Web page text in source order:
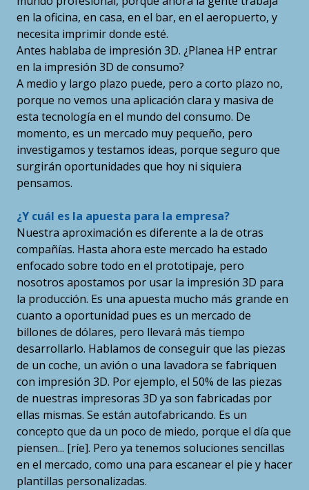
en la oficina, en casa, en el bar, en el aeropuerto, y
necesita imprimir donde esté.
Antes hablaba de impresión 3D. ¿Planea HP entrar
en la impresión 3D de consumo?
A medio y largo plazo puede, pero a corto plazo no,
porque no vemos una aplicación clara y masiva de
esta tecnología en el mundo del consumo. De
momento, es un mercado muy pequeño, pero
investigamos y testamos ideas, porque seguro que
surgirán oportunidades que hoy ni siquiera
pensamos.
¿Y cuál es la apuesta para la empresa?
Nuestra aproximación es diferente a la de otras
compañías. Hasta ahora este mercado ha estado
enfocado sobre todo en el prototipaje, pero
nosotros apostamos por usar la impresión 3D para
la producción. Es una apuesta mucho más grande en
cuanto a oportunidad pues es un mercado de
billones de dólares, pero llevará más tiempo
desarrollarlo. Hablamos de conseguir que las piezas
de un coche, un avión o una lavadora se fabriquen
con impresión 3D. Por ejemplo, el 50% de las piezas
de nuestras impresoras 3D ya son fabricadas por
ellas mismas. Se están autofabricando. Es un
concepto que da un poco de miedo, porque el día que
piensen... [ríe]. Pero ya tenemos soluciones sencillas
en el mercado, como una para escanear el pie y hacer
plantillas personalizadas.